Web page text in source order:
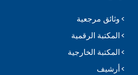
وثائق مرجعية
المكتبة الرقمية
المكتبة الخارجية
أرشيف